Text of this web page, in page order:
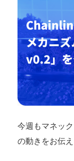
今週もマネッ
の動きをお伝え